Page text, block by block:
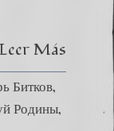
Leer Más
Битков
Родины